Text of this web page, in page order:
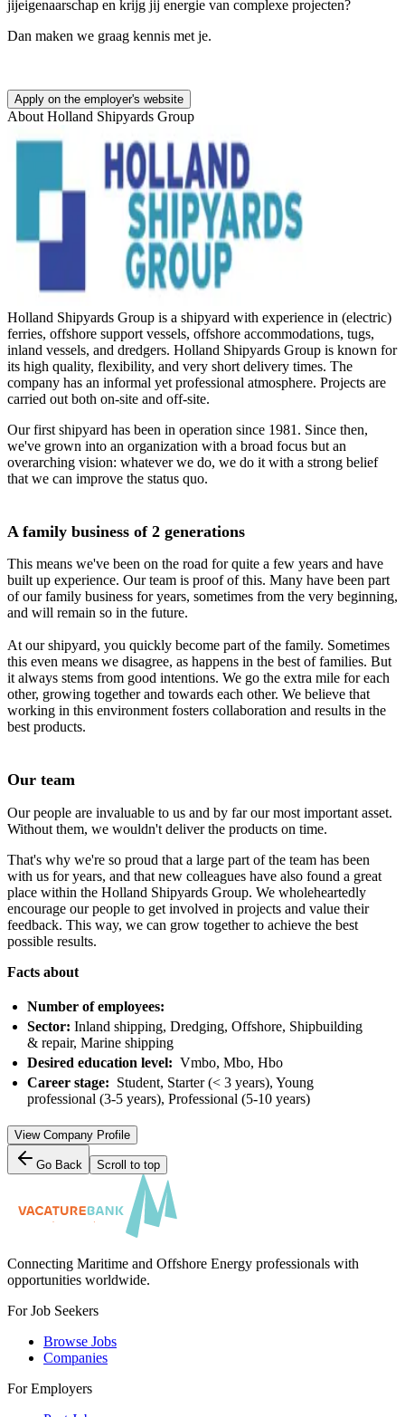
jijeigenaarschap en krijg jij energie van complexe projecten?
Dan maken we graag kennis met je.
Apply on the employer's website
About Holland Shipyards Group
Holland Shipyards Group is a shipyard with experience in (electric)
ferries, offshore support vessels, offshore accommodations, tugs,
inland vessels, and dredgers. Holland Shipyards Group is known for
its high quality, flexibility, and very short delivery times. The
company has an informal yet professional atmosphere. Projects are
carried out both on-site and off-site.
Our first shipyard has been in operation since 1981. Since then,
we've grown into an organization with a broad focus but an
overarching vision: whatever we do, we do it with a strong belief
that we can improve the status quo.
A family business of 2 generations
This means we've been on the road for quite a few years and have
built up experience. Our team is proof of this. Many have been part
of our family business for years, sometimes from the very beginning,
and will remain so in the future.
At our shipyard, you quickly become part of the family. Sometimes
this even means we disagree, as happens in the best of families. But
it always stems from good intentions. We go the extra mile for each
other, growing together and towards each other. We believe that
working in this environment fosters collaboration and results in the
best products.
Our team
Our people are invaluable to us and by far our most important asset.
Without them, we wouldn't deliver the products on time.
That's why we're so proud that a large part of the team has been
with us for years, and that new colleagues have also found a great
place within the Holland Shipyards Group. We wholeheartedly
encourage our people to get involved in projects and value their
feedback. This way, we can grow together to achieve the best
possible results.
Facts about
Number of employees:
Sector: Inland shipping, Dredging, Offshore, Shipbuilding
& repair, Marine shipping
Desired education level: Vmbo, Mbo, Hbo
Career stage: Student, Starter (< 3 years), Young
professional (3-5 years), Professional (5-10 years)
View Company Profile
Go Back Scroll to top
Connecting Maritime and Offshore Energy professionals with
opportunities worldwide.
For Job Seekers
Browse Jobs
Companies
For Employers